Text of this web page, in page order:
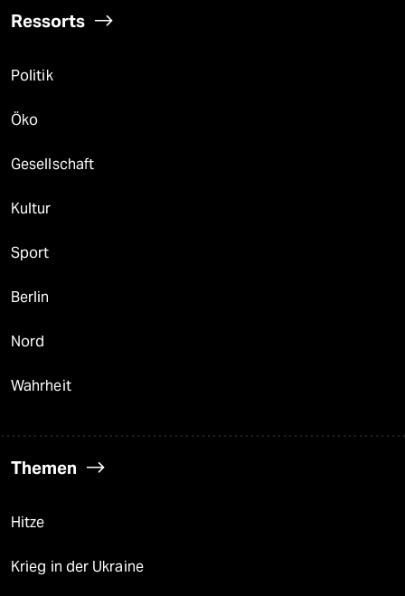
Ressorts
Politik
Öko
Gesellschaft
Kultur
Sport
Berlin
Nord
Wahrheit
Themen
Hitze
Krieg in der Ukraine